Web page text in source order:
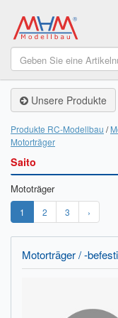
SHOP
Unsere
BL-Motor
Räder
Unsere Produkte
Produkte RC-Modellbau
Motorträger
Saito
Mototräger
1 2 3 ›
Motorträger / -